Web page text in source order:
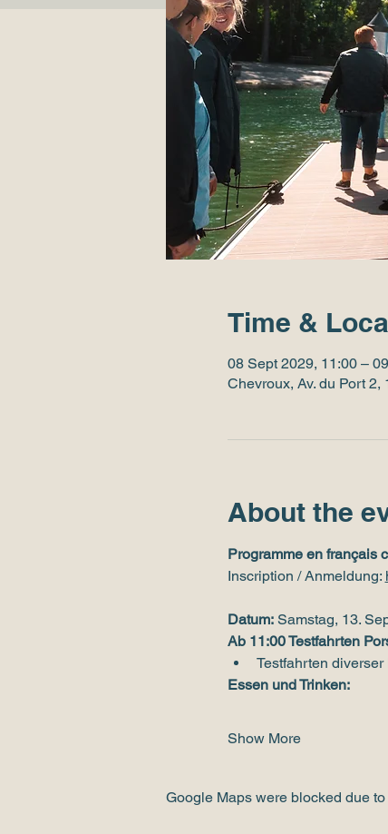
Time &
08 Sept 2029, 11:00 –
Chevroux, Av. du Port
About the
Programme en français
Inscription / Anmeldung:
Datum: Samstag, 13.
Ab 11:00 Testfahrten
Testfahrten
Essen und Trinken:
Show More
Google Maps were blocked due